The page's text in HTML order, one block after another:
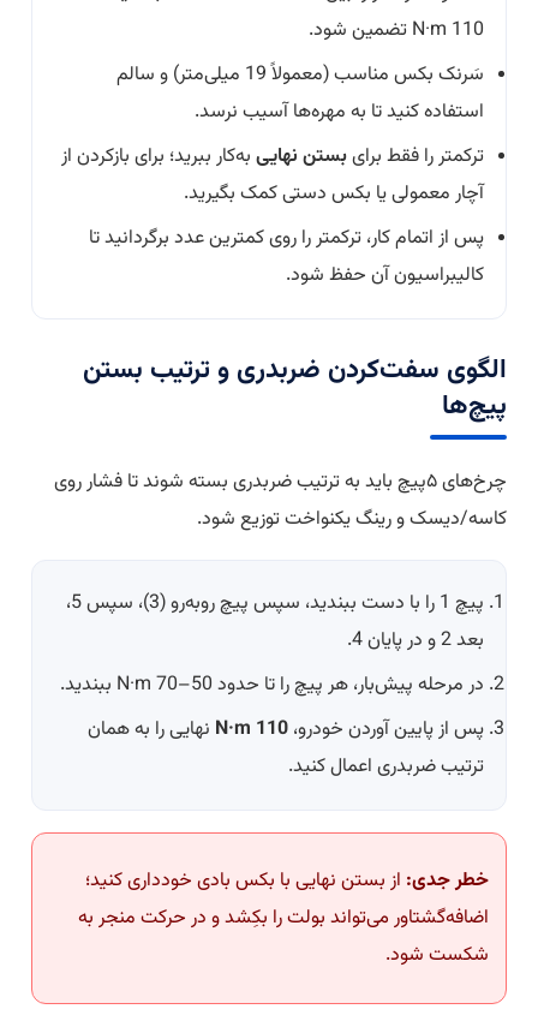
110 N·m تضمین شود.
سَرنک بکس مناسب (معمولاً 19 میلی‌متر) و سالم
استفاده کنید تا به مهره‌ها آسیب نرسد.
ترکمتر را فقط برایبستن نهایی به‌کار ببرید؛ برای بازکردن از
آچار معمولی یا بکس دستی کمک بگیرید.
پس از اتمام کار، ترکمتر را روی کمترین عدد برگردانید تا
کالیبراسیون آن حفظ شود.
الگوی سفت‌کردن ضربدری و ترتیب بستن
پیچ‌ها
چرخ‌های ۵پیچ باید به ترتیب ضربدری بسته شوند تا فشار روی
کاسه/دیسک و رینگ یکنواخت توزیع شود.
پیچ 1 را با دست ببندید، سپس پیچ روبه‌رو (3)، سپس 5،
بعد 2 و در پایان 4.
در مرحله پیش‌بار، هر پیچ را تا حدود 50–70 N·m ببندید.
پس از پایین آوردن خودرو، 110 N·m
نهایی را به همان
ترتیب ضربدری اعمال کنید.
خطر جدی: از بستن نهایی با بکس بادی خودداری کنید؛
اضافه‌گشتاور می‌تواند بولت را بکِشد و در حرکت منجر به
شکست شود.